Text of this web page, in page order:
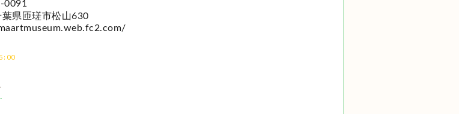
0091
県匝瑳市松山630